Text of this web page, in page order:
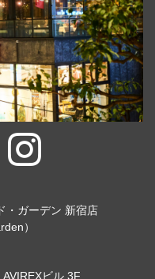
・ガーデン 新宿店
）
ビル 3F